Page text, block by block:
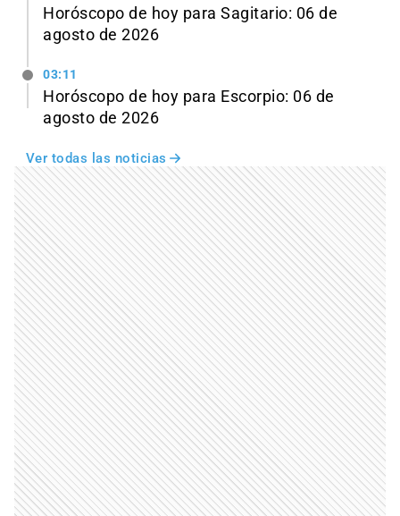
Horóscopo de hoy para Sagitario: 06 de
agosto de 2026
03:11
Horóscopo de hoy para Escorpio: 06 de
agosto de 2026
Ver todas las noticias